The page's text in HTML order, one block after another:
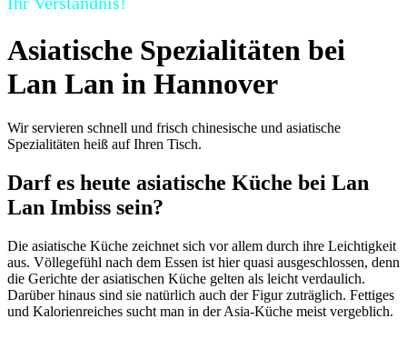
Asiatische Spezialitäten bei
Lan Lan in Hannover
Wir servieren schnell und frisch chinesische und asiatische
Spezialitäten heiß auf Ihren Tisch.
Darf es heute asiatische Küche bei Lan
Lan Imbiss sein?
Die asiatische Küche zeichnet sich vor allem durch ihre Leichtigkeit
aus. Völlegefühl nach dem Essen ist hier quasi ausgeschlossen, denn
die Gerichte der asiatischen Küche gelten als leicht verdaulich.
Darüber hinaus sind sie natürlich auch der Figur zuträglich. Fettiges
und Kalorienreiches sucht man in der Asia-Küche meist vergeblich.